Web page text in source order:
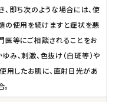
即ち次のような場合には、使
の使用を続けますと症状を悪
医等にご相談されることをお
ゆみ、刺激、色抜け（白斑等）や
用したお肌に、直射日光があ